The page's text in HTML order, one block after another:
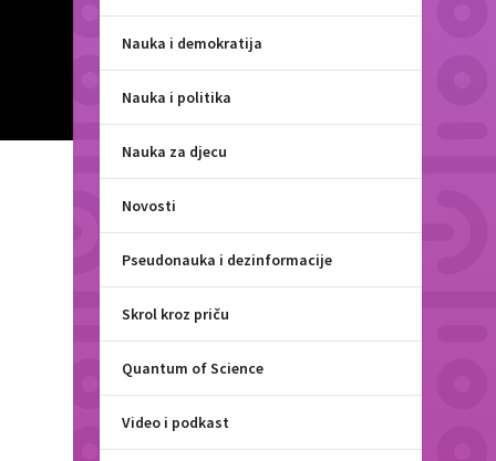
Nauka i demokratija
Nauka i politika
Nauka za djecu
Novosti
Pseudonauka i dezinformacije
Skrol kroz priču
Quantum of Science
Video i podkast